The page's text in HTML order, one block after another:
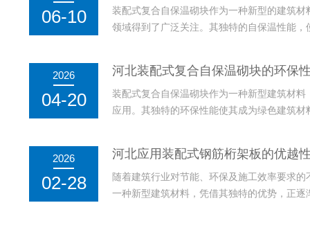
06-10
装配式复合自保温砌块作为一种新型的建筑
领域得到了广泛关注。其独特的自保温性能
定性。装配式复合自保...
2026
04-20
河北装配式复合自保温砌块的环保
装配式复合自保温砌块作为一种新型建筑材
应用。其独特的环保性能使其成为绿色建筑
复合自保温砌块的环保...
2026
02-28
河北应用装配式钢筋桁架板的优越
随着建筑行业对节能、环保及施工效率要求
一种新型建筑材料，凭借其独特的优势，正